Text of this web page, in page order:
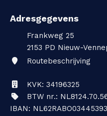
Adresgegevens
Frankweg 25
2153 PD Nieuw-
Routebeschrijving
KVK: 34196325
BTW nr.:
IBAN: